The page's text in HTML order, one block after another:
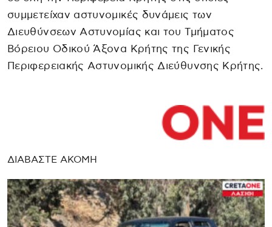
συμμετείχαν αστυνομικές δυνάμεις των
Διευθύνσεων Αστυνομίας και του Τμήματος
Βόρειου Οδικού Άξονα Κρήτης της Γενικής
Περιφερειακής Αστυνομικής Διεύθυνσης Κρήτης.
ΔΙΑΒΑΣΤΕ ΑΚΟΜΗ